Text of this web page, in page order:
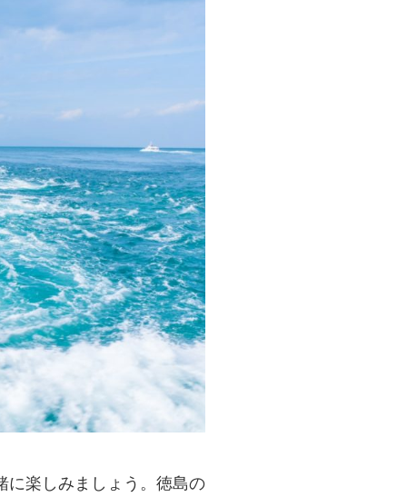
に楽しみましょう。徳島の